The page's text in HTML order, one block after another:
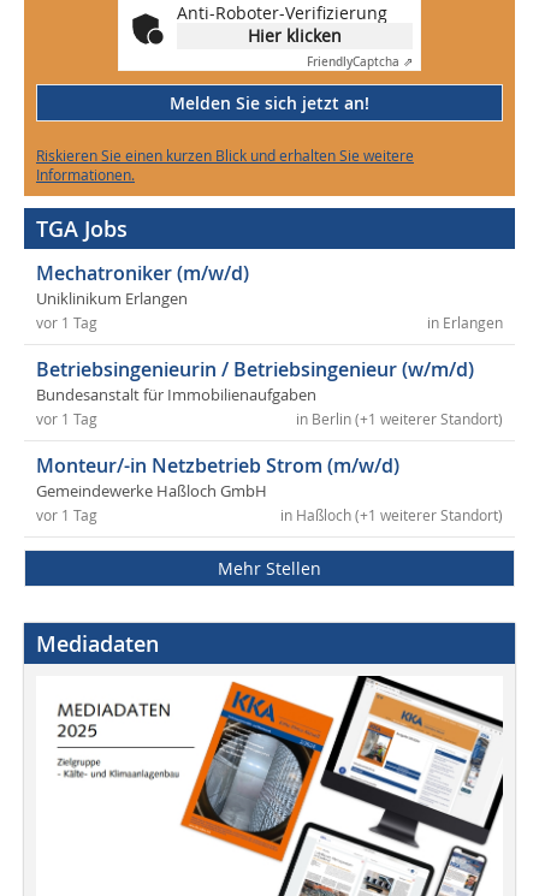
Anti-Roboter-Verifizierung
Hier klicken
FriendlyCaptcha ⇗
Melden Sie sich jetzt an!
Riskieren Sie einen kurzen Blick und erhalten Sie weitere
Informationen.
TGA Jobs
Mechatroniker (m/w/d)
Uniklinikum Erlangen
in Erlangen
vor 1 Tag
Betriebsingenieurin / Betriebsingenieur (w/m/d)
Bundesanstalt für Immobilienaufgaben
in Berlin (+1 weiterer Standort)
vor 1 Tag
Monteur/-in Netzbetrieb Strom (m/w/d)
Gemeindewerke Haßloch GmbH
in Haßloch (+1 weiterer Standort)
vor 1 Tag
Mehr Stellen
Mediadaten